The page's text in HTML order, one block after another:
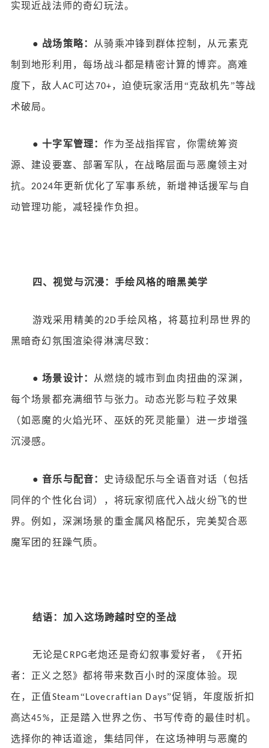
实现近战法师的奇幻玩法。
● 战场策略： 从骑乘冲锋到群体控制，从元素克
制到地形利用，每场战斗都是精密计算的博弈。高难
度下，敌人AC可达 70+，迫使玩家活用“克敌机先”等战
术破局。
● 十字军管理：作为圣战指挥官，你需统筹资
源、建设要塞、部署军队，在战略层面与恶魔领主对
抗。 2024年更新优化了军事系统，新增神话援军与自
动管理功能，减轻操作负担。
四、视觉与沉浸：手绘风格的暗黑美学
游戏采用精美的2D手绘风格，将葛拉利昂世界的
黑暗奇幻氛围渲染得淋漓尽致：
● 场景设计： 从燃烧的城市到血肉扭曲的深渊，
每个场景都充满细节与张力。动态光影与粒子效果
（如恶魔的火焰光环、巫妖的死灵能量）进一步增强
沉浸感。
● 音乐与配音： 史诗级配乐与全语音对话（包括
同伴的个性化台词），将玩家彻底代入战火纷飞的世
界。例如，深渊场景的重金属风格配乐，完美契合恶
魔军团的狂躁气质。
结语：加入这场跨越时空的圣战
无论是CRPG老炮还是奇幻叙事爱好者，《开拓
者：正义之怒》都将带来数百小时的深度体验。现
在，正值Steam“Lovecraftian Days”促销，年度版折扣
高达45%，正是踏入世界之伤、书写传奇的最佳时机。
选择你的神话道途，集结同伴，在这场神明与恶魔的